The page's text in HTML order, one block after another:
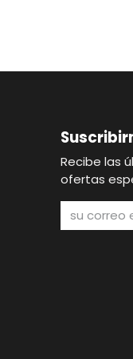
Recibe las
ofertas